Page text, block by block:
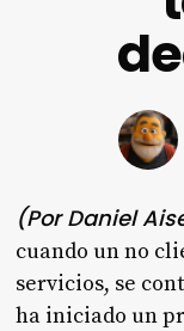
(Por Daniel
cuando un no
servicios, se
ha iniciado un